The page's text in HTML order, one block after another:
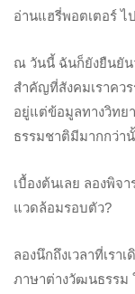
อ่านแฮรี่พอตเตอร์ ไ
ณ วันนี้ ฉันก็ยังยืนยัน
สำคัญที่สังคมเราคว
อยู่แต่ข้อมูลทางวิทย
ธรรมชาติมีมากกว่า
เบื้องต้นเลย ลองพิจ
แวดล้อมรอบตัว?
ลองนึกถึงเวลาที่เรา
ภาษาต่างวัฒนธรรม